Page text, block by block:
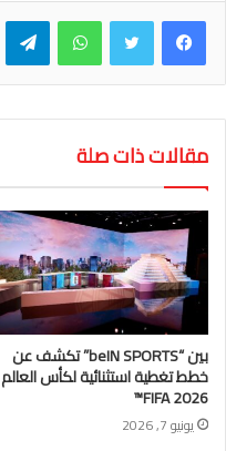
واتساب
مقالات ذات صلة
بين “beIN SPORTS” تكشف عن
خطط تغطية استثنائية لكأس العالم
FIFA 2026™
يونيو 7, 2026